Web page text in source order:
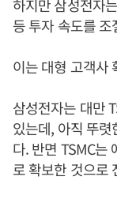
하지만 삼성전자
등 투자 속도를
이는 대형 고객사
삼성전자는 대만
있는데, 아직 뚜
다. 반면 TSMC는
로 확보한 것으로